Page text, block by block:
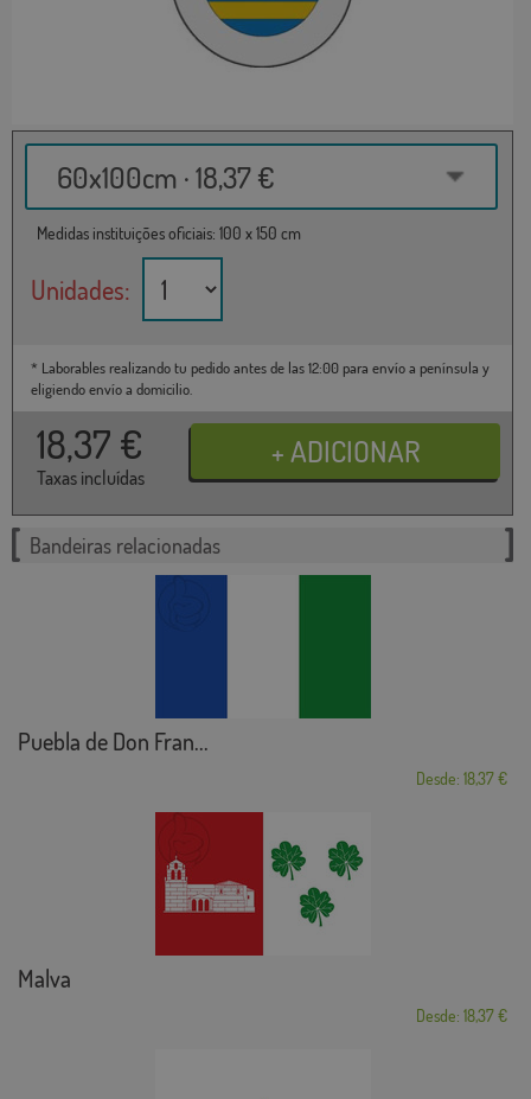
60x100cm · 18,37 €
Medidas instituições oficiais: 100 x 150 cm
Unidades:
* Laborables realizando tu pedido antes de las 12:00 para envío a península y
eligiendo envío a domicilio.
18,37 €
Taxas incluídas
Bandeiras relacionadas
Puebla de Don Fran...
Desde: 18,37 €
Malva
Desde: 18,37 €